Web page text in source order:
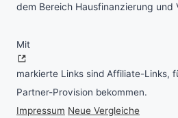
dem Bereich Hausfinanzierung und
Mit
markierte Links sind Affiliate-Links,
Partner-Provision bekommen.
Impressum Neue Vergleiche